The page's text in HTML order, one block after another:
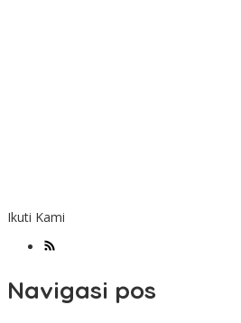
Ikuti Kami
Navigasi pos